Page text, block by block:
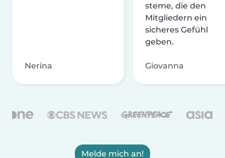
Nerina
steme, die den
Mitgliedern ein
sicheres Gefühl
geben.
Giovanna
Melde mich an!